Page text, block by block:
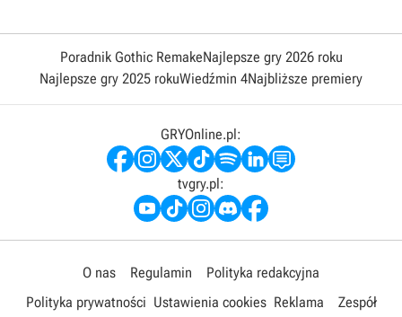
Poradnik Gothic RemakeNajlepsze gry 2026 roku
Najlepsze gry 2025 rokuWiedźmin 4Najbliższe premiery
GRYOnline.pl:
tvgry.pl:
O nas Regulamin
Polityka redakcyjna
Polityka prywatności Ustawienia cookies Reklama
Zespół